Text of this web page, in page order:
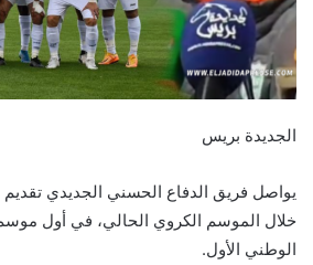
إ
ك
ت
ي
ا
الجديدة بريس
يواصل فريق الدفاع الحسني الجديدي تقديم
خلال الموسم الكروي الحالي، في أول
الوطني الأول.